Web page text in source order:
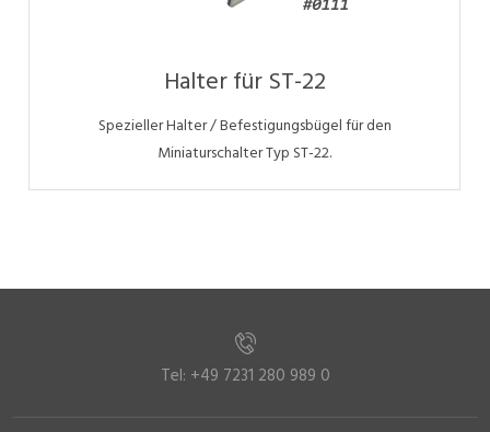
Halter für ST-22
Spezieller Halter / Befestigungsbügel für den
Miniaturschalter Typ ST-22.
Tel: +49 7231 280 989 0